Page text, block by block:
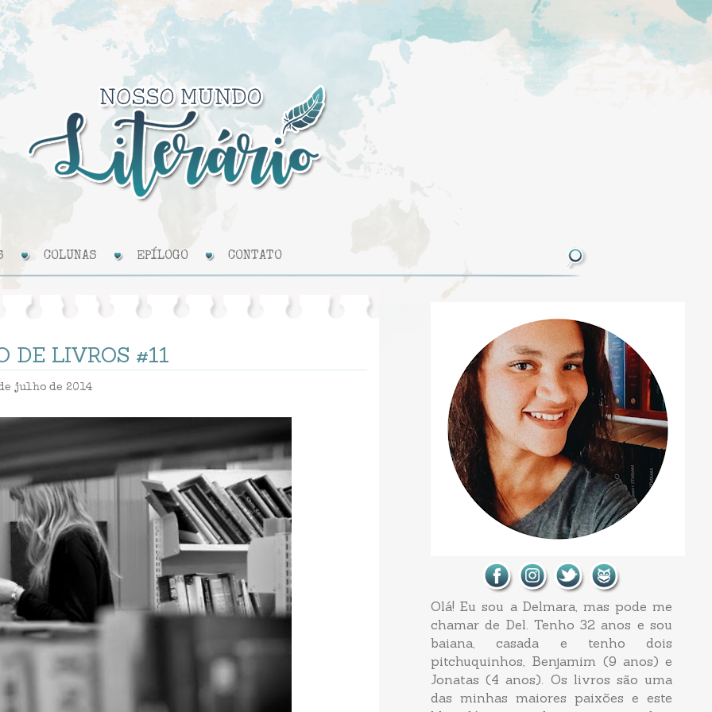
COLUNAS EPÍLOGO CONTATO
DE LIVROS #11
julho de 2014
Olá! Eu sou a Delmara, mas pode me
chamar de Del. Tenho 32 anos e sou
baiana, casada e tenho dois
pitchuquinhos, Benjamim (9 anos) e
Jonatas (4 anos). Os livros são uma
das minhas maiores paixões e este